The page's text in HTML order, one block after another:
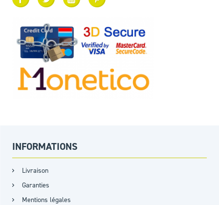
INFORMATIONS
Livraison
Garanties
Mentions légales